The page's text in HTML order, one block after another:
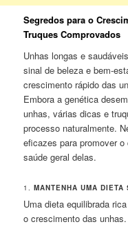
Segredos para o
Truques Comprovados
Unhas longas e
sinal de beleza e bem-
crescimento rápido das
Embora a genética
unhas, várias dicas e
processo naturalmente.
eficazes para promover
saúde geral delas.
1.MANTENHA UMA DIETA
Uma dieta equilibrada
o crescimento das